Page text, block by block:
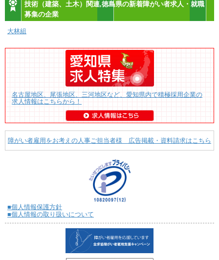
技術（建築、土木）関連,徳島県の新着障がい者求人・就職
募集の企業
大林組
名古屋地区、尾張地区、三河地区など、愛知県内で積極採用企業の
求人情報はこちらから！
障がい者雇用をお考えの人事ご担当者様 広告掲載・資料請求はこちら
■個人情報保護方針
■個人情報の取り扱いについて